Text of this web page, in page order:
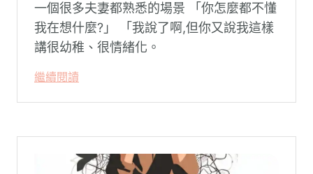
一個很多夫妻都熟悉的場景 「你怎麼都不懂
我在想什麼?」 「我說了啊,但你又說我這樣
講很幼稚、很情緒化。
繼續閱讀